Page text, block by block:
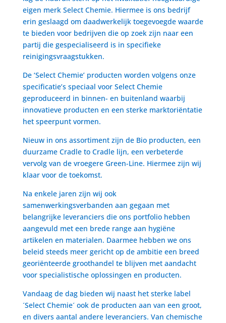
eigen merk Select Chemie. Hiermee is ons bedrijf
erin geslaagd om daadwerkelijk toegevoegde waarde
te bieden voor bedrijven die op zoek zijn naar een
partij die gespecialiseerd is in specifieke
reinigingsvraagstukken.
De ‘Select Chemie’ producten worden volgens onze
specificatie’s speciaal voor Select Chemie
geproduceerd in binnen- en buitenland waarbij
innovatieve producten en een sterke marktoriëntatie
het speerpunt vormen.
Nieuw in ons assortiment zijn de Bio producten, een
duurzame Cradle to Cradle lijn, een verbeterde
vervolg van de vroegere Green-Line. Hiermee zijn wij
klaar voor de toekomst.
Na enkele jaren zijn wij ook
samenwerkingsverbanden aan gegaan met
belangrijke leveranciers die ons portfolio hebben
aangevuld met een brede range aan hygiëne
artikelen en materialen. Daarmee hebben we ons
beleid steeds meer gericht op de ambitie een breed
georiënteerde groothandel te blijven met aandacht
voor specialistische oplossingen en producten.
Vandaag de dag bieden wij naast het sterke label
´Select Chemie´ ook de producten aan van een groot,
en divers aantal andere leveranciers. Van chemische